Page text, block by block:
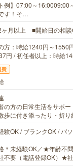
例】07:00～
す！そ…
ヶ月以上 ■開始日の相談
方：時給1240円～1550
円 / 初任者以上：時給
費
の方の日常生活をサポ
歩に付き添ったり・折
験OK / ブランクOK / パ
＊未経験OK／★年齢不
不要（電話登録OK）★